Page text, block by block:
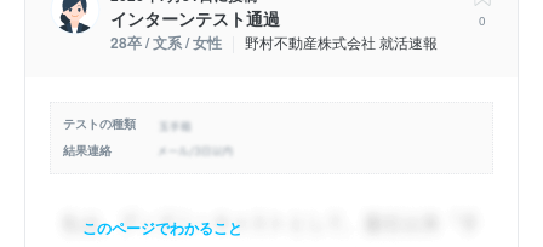
インターンテスト通過
28卒 / 文系 / 女性 野村不動産株式会社 就活速報
0
テストの種類
結果連絡
このページでわかること